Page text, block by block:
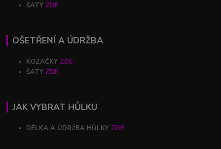
ŠATY ZDE
OŠETŘENÍ A ÚDRŽBA
KOZAČKY ZDE
ŠATY ZDE
JAK VYBRAT HŮLKU
DÉLKA A ÚDRŽBA HŮLKY ZDE